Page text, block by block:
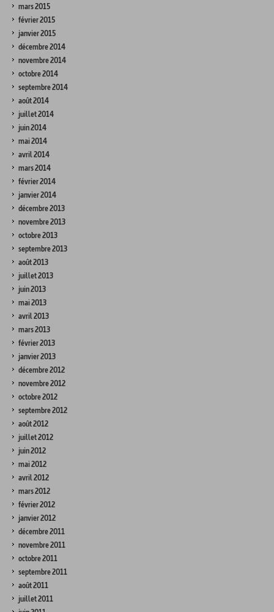
mars 2015
février 2015
janvier 2015
décembre 2014
novembre 2014
octobre 2014
septembre 2014
août 2014
juillet 2014
juin 2014
mai 2014
avril 2014
mars 2014
février 2014
janvier 2014
décembre 2013
novembre 2013
octobre 2013
septembre 2013
août 2013
juillet 2013
juin 2013
mai 2013
avril 2013
mars 2013
février 2013
janvier 2013
décembre 2012
novembre 2012
octobre 2012
septembre 2012
août 2012
juillet 2012
juin 2012
mai 2012
avril 2012
mars 2012
février 2012
janvier 2012
décembre 2011
novembre 2011
octobre 2011
septembre 2011
août 2011
juillet 2011